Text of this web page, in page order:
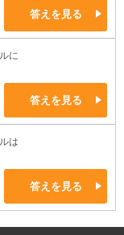
答えを見る
に
答えを見る
は
答えを見る